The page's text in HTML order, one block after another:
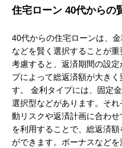
住宅ローン 40代からの
40代からの住宅ローンは、
などを賢く選択することが
考慮すると、返済期間の設
プによって総返済額が大き
す。 金利タイプには、固定
選択型などがあります。そ
動リスクや返済計画に合わ
を利用することで、総返済
ができます。ボーナスなど